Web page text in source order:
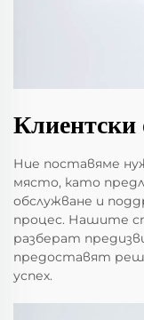
Клиентски
Ние поставяме
място, като
обслужване и
процес. Нашите
разберат
предоставят
успех.